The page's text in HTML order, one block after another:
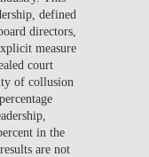
defined
directors,
measure
court
of collusion
in the
are not